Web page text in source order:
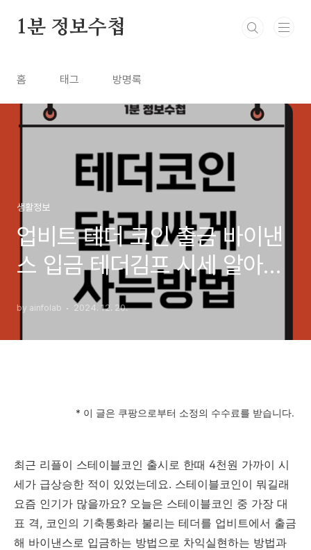
1분 정보수첩
홈 태그 방명록
생활정보
업비트 테더 코인 출금 바이낸
스 입금 테더김프 시세 알아보
by ainfolab 2024. 12. 20.
* 이 글은 쿠팡으로부터 소정의 수수료를 받습니다.
최근 리플이 스테이블코인 출시로 한때 4천원 가까이 시
세가 급상승한 적이 있었는데요. 스테이블코인이 뭐길래
요즘 인기가 많을까요? 오늘은 스테이블코인 중 가장 대
표 격, 코인의 기축통화라 불리는 테더를 업비트에서 출금
해 바이낸스로 입금하는 방법으로 차익실현하는 방법과